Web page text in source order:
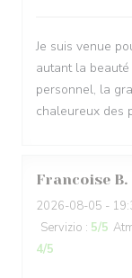
Je suis venue
autant la
personnel, la
chaleureux des
Francoise B
2026-08-05 -
Servizio : 5/5
4/5